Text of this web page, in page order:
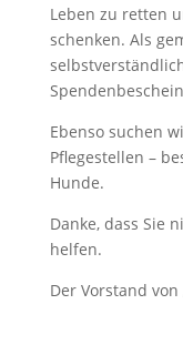
Leben zu retten
schenken. Als
Ebenso suchen
Pflegestellen –
Hunde.
Danke, dass Sie
helfen.
Der Vorstand von